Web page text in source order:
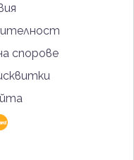
спорове